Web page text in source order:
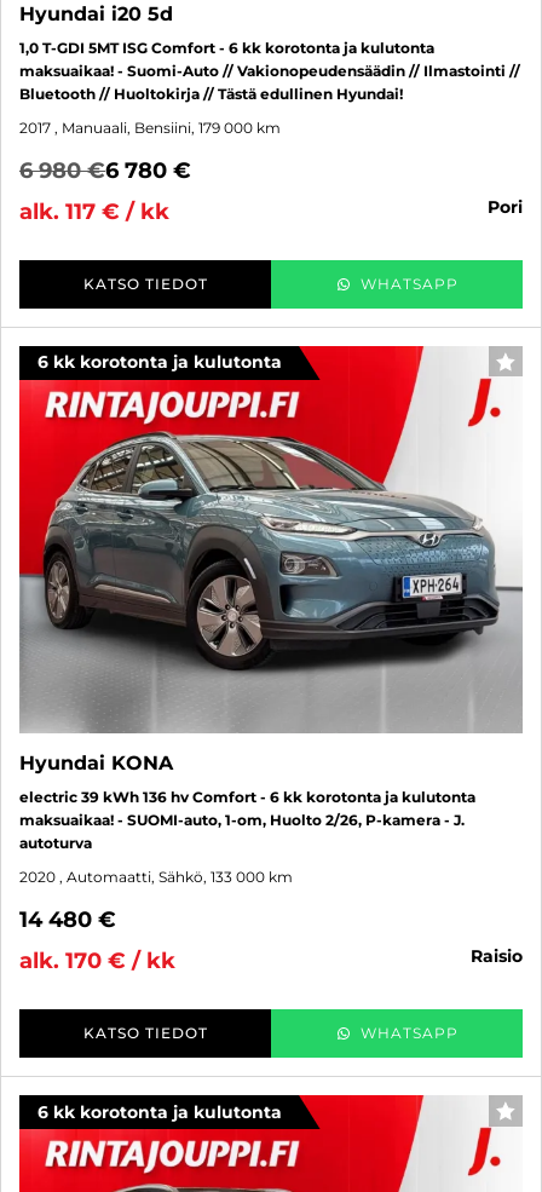
Hyundai i20 5d
1,0 T-GDI 5MT ISG Comfort - 6 kk korotonta ja kulutonta
maksuaikaa! - Suomi-Auto // Vakionopeudensäädin // Ilmastointi //
Bluetooth // Huoltokirja // Tästä edullinen Hyundai!
2017 , Manuaali, Bensiini, 179 000 km
6 980 €6 780 €
alk. 117 € / kk
pori
KATSO TIEDOT WHATSAPP
6 kk korotonta ja kulutonta
Hyundai KONA
electric 39 kWh 136 hv Comfort - 6 kk korotonta ja kulutonta
maksuaikaa! - SUOMI-auto, 1-om, Huolto 2/26, P-kamera - J.
autoturva
2020 , Automaatti, Sähkö, 133 000 km
14 480 €
alk. 170 € / kk
raisio
KATSO TIEDOT WHATSAPP
6 kk korotonta ja kulutonta